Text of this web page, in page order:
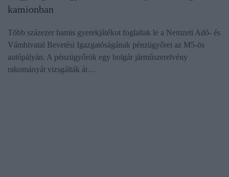
kamionban
Több százezer hamis gyerekjátékot foglaltak le a Nemzeti Adó- és
Vámhivatal Bevetési Igazgatóságának pénzügyőrei az M5-ös
autópályán. A pénzügyőrök egy bolgár járműszerelvény
rakományát vizsgálták át…